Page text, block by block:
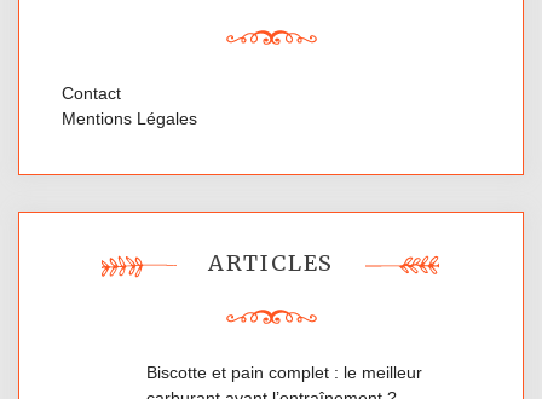
Contact
Mentions Légales
ARTICLES
Biscotte et pain complet : le meilleur